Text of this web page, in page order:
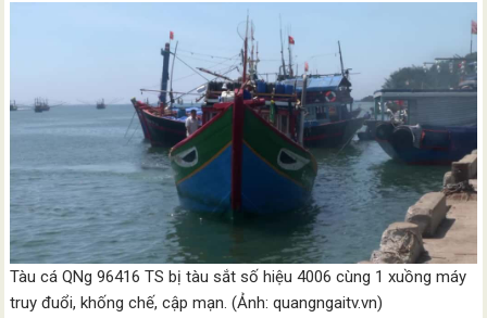
Tàu cá QNg 96416 TS bị tàu sắt số hiệu 4006 cùng 1 xuồng máy
truy đuổi, khống chế, cập mạn. (Ảnh: quangngaitv.vn)